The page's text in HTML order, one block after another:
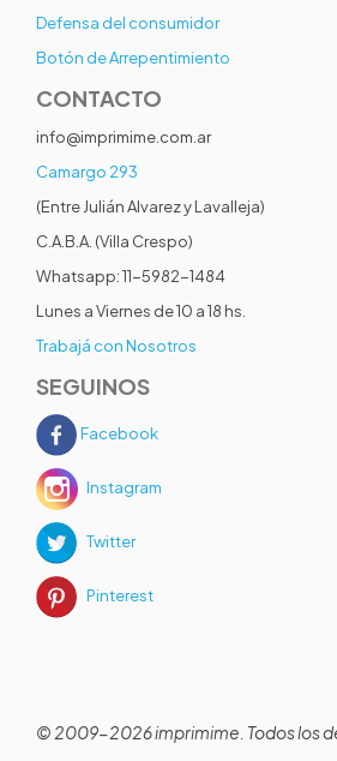
Defensa del consumidor
Botón de Arrepentimiento
CONTACTO
info@imprimime.com.ar
Camargo 293
(Entre Julián Alvarez y Lavalleja)
C.A.B.A. (Villa Crespo)
Whatsapp: 11-5982-1484
Lunes a Viernes de 10 a 18 hs.
Trabajá con Nosotros
SEGUINOS
Facebook
Instagram
Twitter
Pinterest
© 2009-2026 imprimime. Todos los